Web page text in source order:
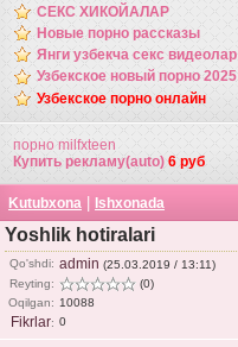
СЕКС ХИКОЙАЛАР
Новые порно рассказы
Янги узбекча секс видеолар
Узбекское новый порно 2025
Узбекское порно онлайн
порно milfxteen
Купить рекламу(auto) 6 руб
Kutubxona | Ishxonada
Yoshlik hotiralari
Qo'shdi: admin (25.03.2019 / 13:11)
Reyting:
(0)
Oqilgan: 10088
Fikrlar: 0